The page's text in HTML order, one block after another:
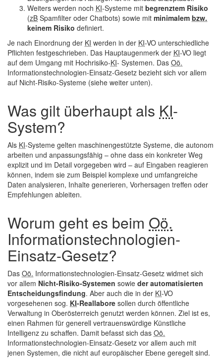
Weiters werden noch KI-Systeme mit begrenztem Risiko
(zB Spamfilter oder Chatbots) sowie mit minimalem bzw.
keinem Risiko definiert.
Je nach Einordnung der KI werden in der KI-VO unterschiedliche
Pflichten festgeschrieben. Das Hauptaugenmerk der KI-VO liegt
auf dem Umgang mit Hochrisiko-KI- Systemen. Das Oö.
Informationstechnologien-Einsatz-Gesetz bezieht sich vor allem
auf Nicht-Risiko-Systeme (siehe weiter unten).
Was gilt überhaupt als KI-
System?
Als KI-Systeme gelten maschinengestützte Systeme, die autonom
arbeiten und anpassungsfähig – ohne dass ein konkreter Weg
explizit und im Detail vorgegeben wird – auf Eingaben reagieren
können, indem sie zum Beispiel komplexe und umfangreiche
Daten analysieren, Inhalte generieren, Vorhersagen treffen oder
Empfehlungen ableiten.
Worum geht es beim Oö.
Informationstechnologien-
Einsatz-Gesetz?
Das Oö. Informationstechnologien-Einsatz-Gesetz widmet sich
vor allem Nicht-Risiko-Systemen sowie der automatisierten
Entscheidungsfindung. Aber auch die in der KI-VO
vorgesehenen sog. KI-Reallabore sollen durch öffentliche
Verwaltung in Oberösterreich genutzt werden können. Ziel ist es,
einen Rahmen für generell vertrauenswürdige Künstliche
Intelligenz zu schaffen. Damit befasst sich das Oö.
Informationstechnologien-Einsatz-Gesetz vor allem auch mit
jenen Systemen, die nicht auf europäischer Ebene geregelt sind.